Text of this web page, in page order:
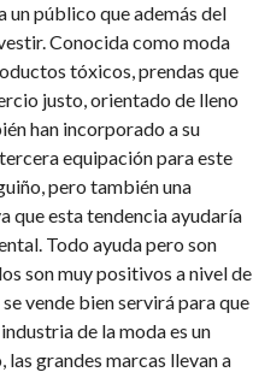
un público que además del
Conocida como moda
tóxicos, prendas que
justo, orientado de lleno
han incorporado a su
equipación para este
pero también una
que esta tendencia ayudaría
Todo ayuda pero son
son muy positivos a nivel de
vende bien servirá para que
de la moda es un
grandes marcas llevan a